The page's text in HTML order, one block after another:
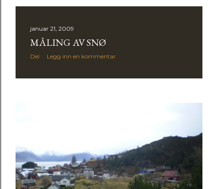
januar 21, 2009
MÅLING AV SNØ
Del Legg inn en kommentar